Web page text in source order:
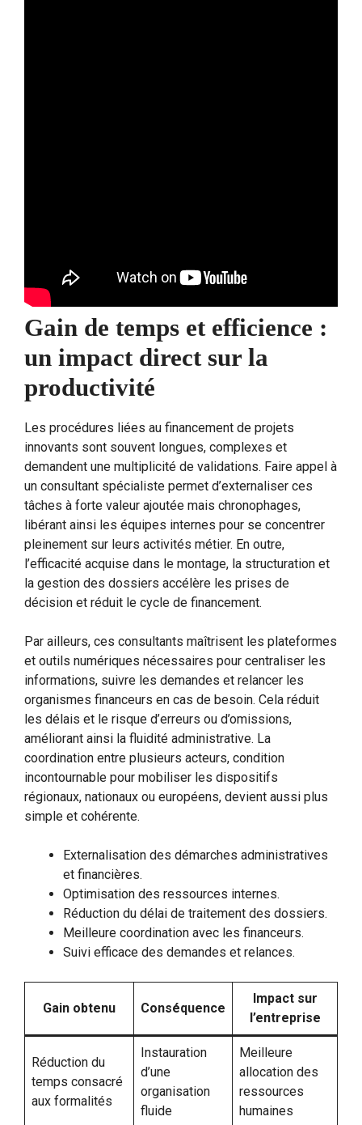
Gain de temps et efficience :
un impact direct sur la
productivité
Les procédures liées au financement de projets
innovants sont souvent longues, complexes et
demandent une multiplicité de validations. Faire appel à
un consultant spécialiste permet d’externaliser ces
tâches à forte valeur ajoutée mais chronophages,
libérant ainsi les équipes internes pour se concentrer
pleinement sur leurs activités métier. En outre,
l’efficacité acquise dans le montage, la structuration et
la gestion des dossiers accélère les prises de
décision et réduit le cycle de financement.
Par ailleurs, ces consultants maîtrisent les plateformes
et outils numériques nécessaires pour centraliser les
informations, suivre les demandes et relancer les
organismes financeurs en cas de besoin. Cela réduit
les délais et le risque d’erreurs ou d’omissions,
améliorant ainsi la fluidité administrative. La
coordination entre plusieurs acteurs, condition
incontournable pour mobiliser les dispositifs
régionaux, nationaux ou européens, devient aussi plus
simple et cohérente.
Externalisation des démarches administratives
et financières.
Optimisation des ressources internes.
Réduction du délai de traitement des dossiers.
Meilleure coordination avec les financeurs.
Suivi efficace des demandes et relances.
Gain obtenu Conséquence
Impact sur
l’entreprise
Réduction du
temps consacré
aux formalités
Instauration
d’une
organisation
fluide
Meilleure
allocation des
ressources
humaines